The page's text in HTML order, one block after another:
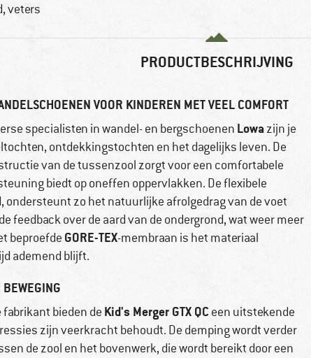
veters
PRODUCTBESCHRIJVING
VOOR KINDEREN MET VEEL COMFORT
specialisten in wandel- en bergschoenen Lowazijn je
ontdekkingstochten en het dagelijks leven. De
van de tussenzool zorgt voor een comfortabele
biedt op oneffen oppervlakken. De flexibele
zo het natuurlijke afrolgedrag van de voet
feedback over de aard van de ondergrond, wat weer meer
beproefde GORE-TEX-membraan is het materiaal
ademend blijft.
bieden de Kid's Merger GTX QCeen uitstekende
zijn veerkracht behoudt. De demping wordt verder
de zool en het bovenwerk, die wordt bereikt door een